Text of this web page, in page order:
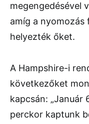
megengedésével
amíg a nyomozás
helyezték őket.
A Hampshire-i
következőket
kapcsán: „Január
perckor kaptunk